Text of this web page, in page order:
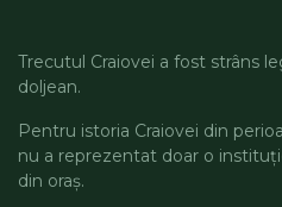
Trecutul Craiovei a fost strâns
doljean.
Pentru istoria Craiovei din
nu a reprezentat doar o
din oraș.